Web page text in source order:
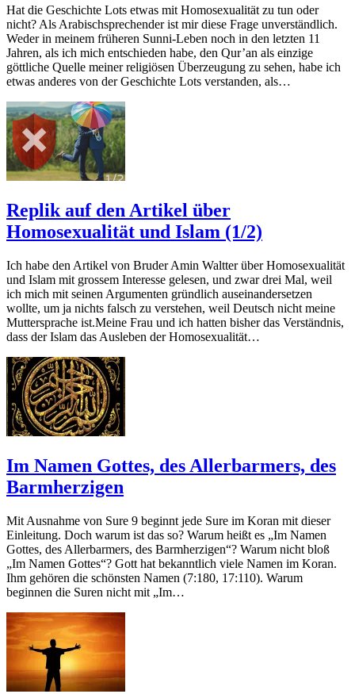
Hat die Geschichte Lots etwas mit Homosexualität zu tun oder
nicht? Als Arabischsprechender ist mir diese Frage unverständlich.
Weder in meinem früheren Sunni-Leben noch in den letzten 11
Jahren, als ich mich entschieden habe, den Qur’an als einzige
göttliche Quelle meiner religiösen Überzeugung zu sehen, habe ich
etwas anderes von der Geschichte Lots verstanden, als…
Replik auf den Artikel über
Homosexualität und Islam (1/2)
Ich habe den Artikel von Bruder Amin Waltter über Homosexualität
und Islam mit grossem Interesse gelesen, und zwar drei Mal, weil
ich mich mit seinen Argumenten gründlich auseinandersetzen
wollte, um ja nichts falsch zu verstehen, weil Deutsch nicht meine
Muttersprache ist.Meine Frau und ich hatten bisher das Verständnis,
dass der Islam das Ausleben der Homosexualität…
Im Namen Gottes, des Allerbarmers, des
Barmherzigen
Mit Ausnahme von Sure 9 beginnt jede Sure im Koran mit dieser
Einleitung. Doch warum ist das so? Warum heißt es „Im Namen
Gottes, des Allerbarmers, des Barmherzigen“? Warum nicht bloß
„Im Namen Gottes“? Gott hat bekanntlich viele Namen im Koran.
Ihm gehören die schönsten Namen (7:180, 17:110). Warum
beginnen die Suren nicht mit „Im…